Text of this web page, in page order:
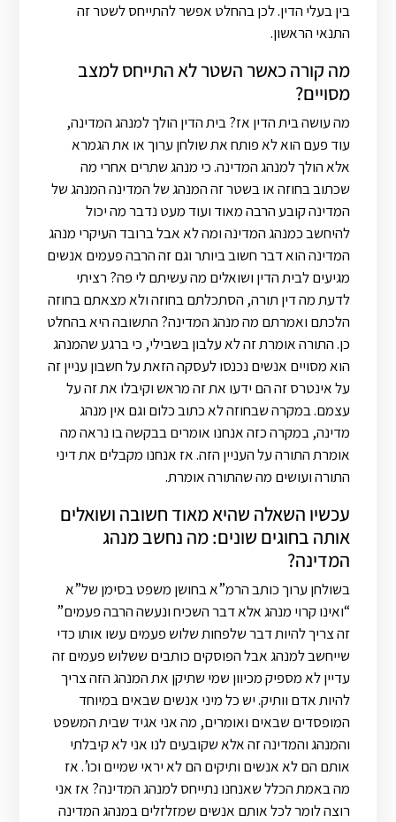
בין בעלי הדין. לכן בהחלט אפשר להתייחס לשטר זה
התנאי הראשון.
מה קורה כאשר השטר לא התייחס למצב
מסויים?
מה עושה בית הדין אז? בית הדין הולך למנהג המדינה,
עוד פעם הוא לא פותח את שולחן ערוך או את הגמרא
אלא הולך למנהג המדינה. כי מנהג שתרים אחרי מה
שכתוב בחוזה או בשטר זה המנהג של המדינה המנהג של
המדינה קובע הרבה מאוד ועוד מעט נדבר מה יכול
להיחשב כמנהג המדינה ומה לא אבל ברובד העיקרי מנהג
המדינה הוא דבר חשוב ביותר וגם זה הרבה פעמים אנשים
מגיעים לבית הדין ושואלים מה עשיתם לי פה? רציתי
לדעת מה דין תורה, הסתכלתם בחוזה ולא מצאתם בחוזה
הלכתם ואמרתם מה מנהג המדינה? התשובה היא בהחלט
כן. התורה אומרת זה לא עלבון בשבילי, כי ברגע שהמנהג
הוא מסויים אנשים נכנסו לעסקה הזאת על חשבון עניין זה
על אינטרס זה הם ידעו את זה מראש וקיבלו את זה על
עצמם. במקרה שבחוזה לא כתוב כלום וגם אין מנהג
מדינה, במקרה כזה אנחנו אומרים בבקשה בו נראה מה
אומרת התורה על העניין הזה. אז אנחנו מקבלים את דיני
התורה ועושים מה שהתורה אומרת.
עכשיו השאלה שהיא מאוד חשובה ושואלים
אותה בחוגים שונים: מה נחשב מנהג
המדינה?
בשולחן ערוך כותב הרמ”א בחושן משפט בסימן של”א
“ואינו קרוי מנהג אלא דבר השכיח ונעשה הרבה פעמים”
זה צריך להיות דבר שלפחות שלוש פעמים עשו אותו כדי
שייחשב למנהג אבל הפוסקים כותבים ששלוש פעמים זה
עדיין לא מספיק מכיוון שמי שתיקן את המנהג הזה צריך
להיות אדם וותיק. יש כל מיני אנשים שבאים במיוחד
המופסדים שבאים ואומרים, מה אני אגיד שבית המשפט
והמנהג והמדינה זה אלא שקובעים לנו אני לא קיבלתי
אותם הם לא אנשים ותיקים הם לא יראי שמיים וכו’. אז
מה באמת הכלל שאנחנו נתייחס למנהג המדינה? אז אני
רוצה לומר לכל אותם אנשים שמזלזלים במנהג המדינה